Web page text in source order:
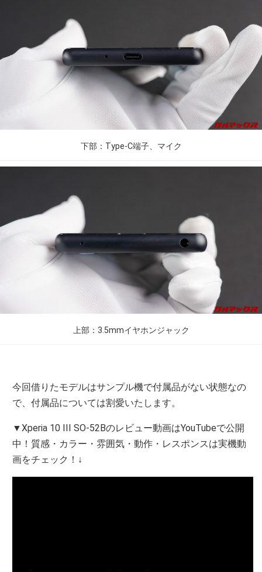
下部：Type-C端子、マイク
上部：3.5mmイヤホンジャック
今回借りたモデルはサンプル機で付属品がない状態なの
で、付属品については割愛いたします。
▼Xperia 10 III SO-52Bのレビュー動画はYouTubeで公開
中！質感・カラー・雰囲気・動作・レスポンスは実機動
画をチェック！↓